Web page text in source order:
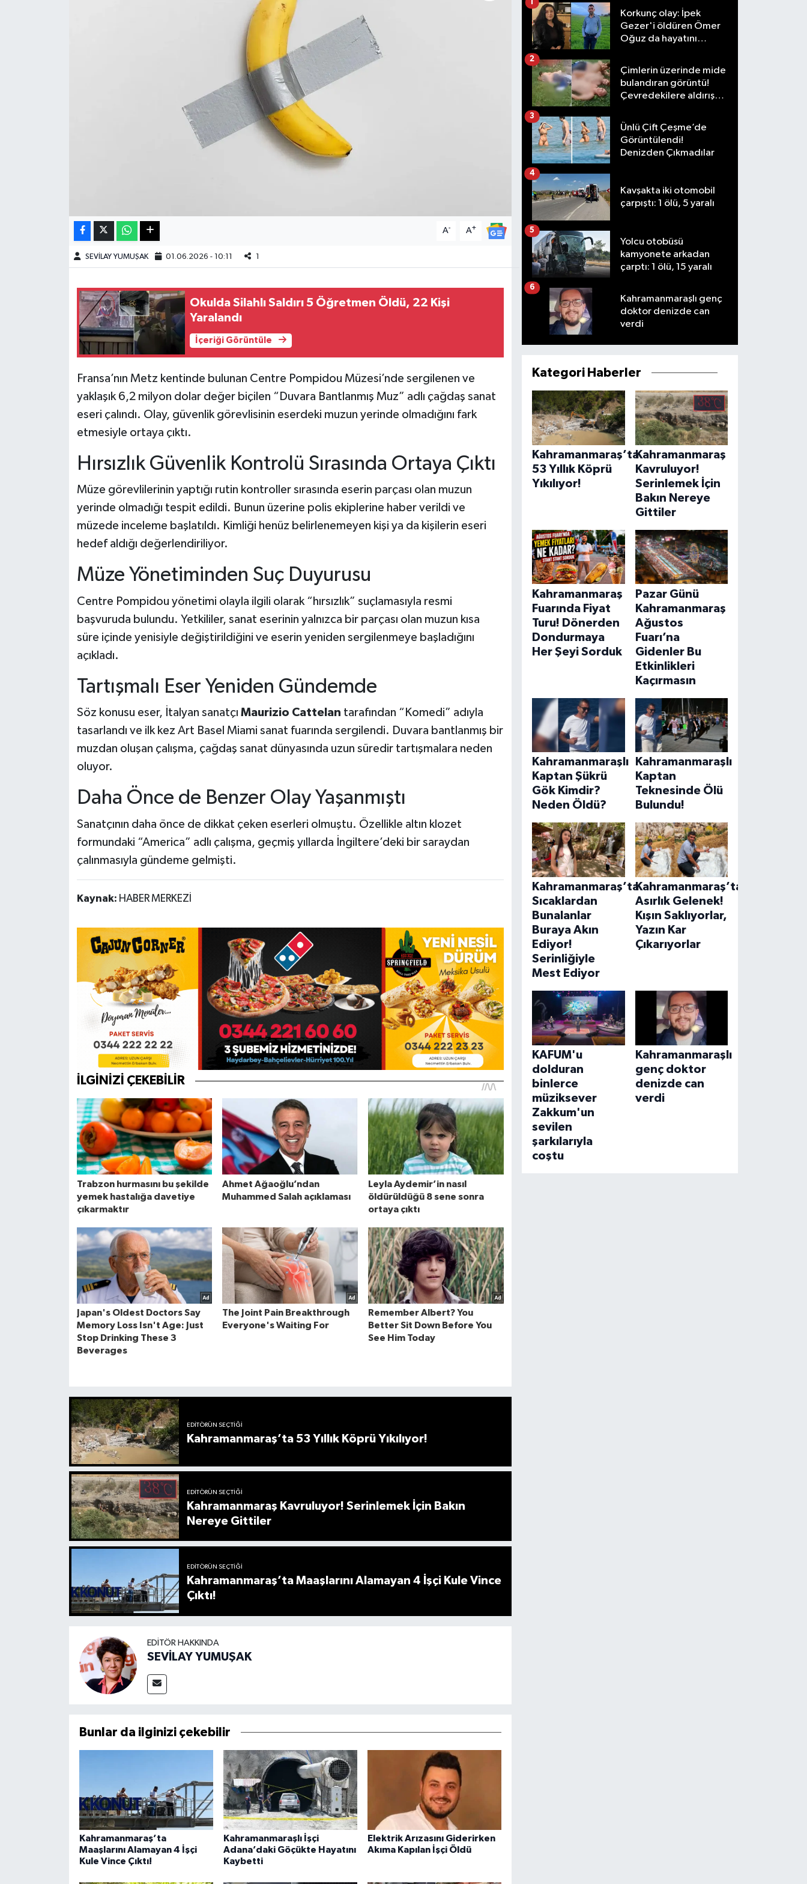
A- A+
SEVİLAY YUMUŞAK 01.06.2026 - 10:11 1
Okulda Silahlı Saldırı 5 Öğretmen Öldü, 22 Kişi
Yaralandı
İçeriği Görüntüle
Fransa’nın Metz kentinde bulunan Centre Pompidou Müzesi’nde sergilenen ve
yaklaşık 6,2 milyon dolar değer biçilen “Duvara Bantlanmış Muz” adlı çağdaş sanat
eseri çalındı. Olay, güvenlik görevlisinin eserdeki muzun yerinde olmadığını fark
etmesiyle ortaya çıktı.
Hırsızlık Güvenlik Kontrolü Sırasında Ortaya Çıktı
Müze görevlilerinin yaptığı rutin kontroller sırasında eserin parçası olan muzun
yerinde olmadığı tespit edildi. Bunun üzerine polis ekiplerine haber verildi ve
müzede inceleme başlatıldı. Kimliği henüz belirlenemeyen kişi ya da kişilerin eseri
hedef aldığı değerlendiriliyor.
Müze Yönetiminden Suç Duyurusu
Centre Pompidou yönetimi olayla ilgili olarak “hırsızlık” suçlamasıyla resmi
başvuruda bulundu. Yetkililer, sanat eserinin yalnızca bir parçası olan muzun kısa
süre içinde yenisiyle değiştirildiğini ve eserin yeniden sergilenmeye başladığını
açıkladı.
Tartışmalı Eser Yeniden Gündemde
Söz konusu eser, İtalyan sanatçı Maurizio Cattelan tarafından “Komedi” adıyla
tasarlandı ve ilk kez Art Basel Miami sanat fuarında sergilendi. Duvara bantlanmış bir
muzdan oluşan çalışma, çağdaş sanat dünyasında uzun süredir tartışmalara neden
oluyor.
Daha Önce de Benzer Olay Yaşanmıştı
Sanatçının daha önce de dikkat çeken eserleri olmuştu. Özellikle altın klozet
formundaki “America” adlı çalışma, geçmiş yıllarda İngiltere’deki bir saraydan
çalınmasıyla gündeme gelmişti.
Kaynak: HABER MERKEZİ
EDITÖRÜN SEÇTIĞI
Kahramanmaraş’ta 53 Yıllık Köprü Yıkılıyor!
EDITÖRÜN SEÇTIĞI
Kahramanmaraş Kavruluyor! Serinlemek İçin Bakın
Nereye Gittiler
EDITÖRÜN SEÇTIĞI
Kahramanmaraş’ta Maaşlarını Alamayan 4 İşçi Kule Vince
Çıktı!
EDITÖR HAKKINDA
SEVİLAY YUMUŞAK
Bunlar da ilginizi çekebilir
Kahramanmaraş’ta
Maaşlarını Alamayan 4 İşçi
Kule Vince Çıktı!
Kahramanmaraşlı İşçi
Adana’daki Göçükte Hayatını
Kaybetti
Elektrik Arızasını Giderirken
Akıma Kapılan İşçi Öldü
Korkunç olay: İpek
Gezer'i öldüren Ömer
Oğuz da hayatını
1
Çimlerin üzerinde mide
bulandıran görüntü!
Çevredekilere aldırış
2
Ünlü Çift Çeşme’de
Görüntülendi!
Denizden Çıkmadılar
3
Kavşakta iki otomobil
çarpıştı: 1 ölü, 5 yaralı
4
Yolcu otobüsü
kamyonete arkadan
çarptı: 1 ölü, 15 yaralı
5
Kahramanmaraşlı genç
doktor denizde can
verdi
6
Kategori Haberler
Kahramanmaraş’ta
53 Yıllık Köprü
Yıkılıyor!
Kahramanmaraş
Kavruluyor!
Serinlemek İçin
Bakın Nereye
Gittiler
Kahramanmaraş
Fuarında Fiyat
Turu! Dönerden
Dondurmaya
Her Şeyi Sorduk
Pazar Günü
Kahramanmaraş
Ağustos
Fuarı’na
Gidenler Bu
Etkinlikleri
Kaçırmasın
Kahramanmaraşlı
Kaptan Şükrü
Gök Kimdir?
Neden Öldü?
Kahramanmaraşlı
Kaptan
Teknesinde Ölü
Bulundu!
Kahramanmaraş’ta
Sıcaklardan
Bunalanlar
Buraya Akın
Ediyor!
Serinliğiyle
Mest Ediyor
Kahramanmaraş’ta
Asırlık Gelenek!
Kışın Saklıyorlar,
Yazın Kar
Çıkarıyorlar
KAFUM'u
dolduran
binlerce
müziksever
Zakkum'un
sevilen
şarkılarıyla
coştu
Kahramanmaraşlı
genç doktor
denizde can
verdi
SürManşet
KAHRAMANMARAŞ